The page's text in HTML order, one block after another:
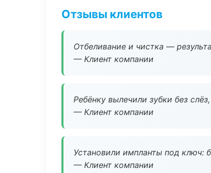
Отзывы клиентов
Отбеливание и чистка —
— Клиент компании
Ребёнку вылечили зубки без
— Клиент компании
Установили импланты под ключ:
— Клиент компании